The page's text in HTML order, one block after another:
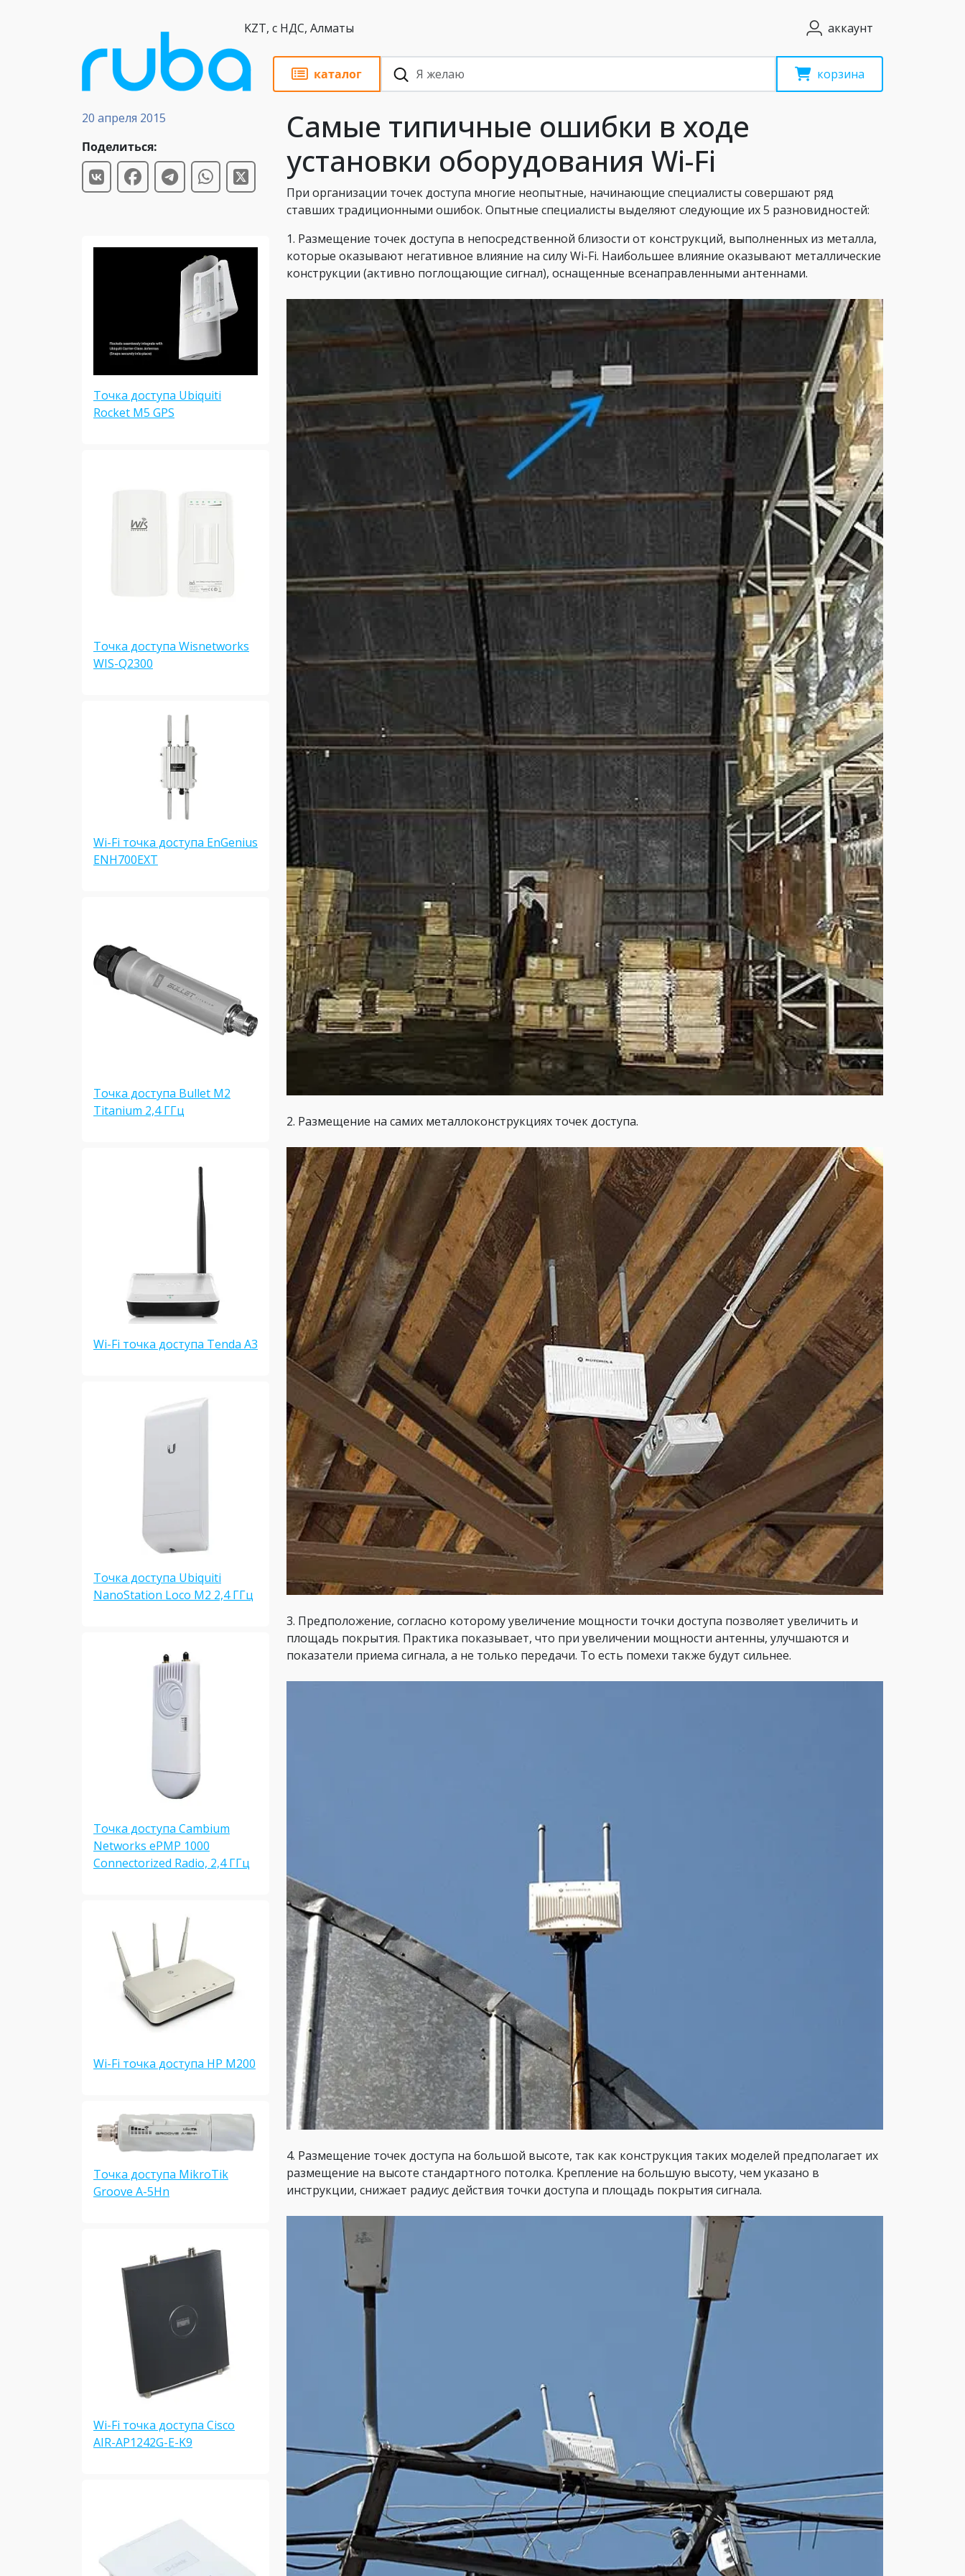
KZT, с НДС, Алматы аккаунт
каталог корзина
Статьи
20 апреля 2015
Поделиться:
Точка доступа Ubiquiti
Rocket M5 GPS
Точка доступа Wisnetworks
WIS-Q2300
Wi-Fi точка доступа EnGenius
ENH700EXT
Точка доступа Bullet M2
Titanium 2,4 ГГц
Wi-Fi точка доступа Tenda A3
Точка доступа Ubiquiti
NanoStation Loco M2 2,4 ГГц
Точка доступа Cambium
Networks ePMP 1000
Connectorized Radio, 2,4 ГГц
Wi-Fi точка доступа HP M200
Точка доступа MikroTik
Groove A-5Hn
Wi-Fi точка доступа Cisco
AIR-AP1242G-E-K9
Самые типичные ошибки в ходе
установки оборудования Wi-Fi
При организации точек доступа многие неопытные, начинающие специалисты совершают ряд
ставших традиционными ошибок. Опытные специалисты выделяют следующие их 5 разновидностей:
1. Размещение точек доступа в непосредственной близости от конструкций, выполненных из металла,
которые оказывают негативное влияние на силу Wi-Fi. Наибольшее влияние оказывают металлические
конструкции (активно поглощающие сигнал), оснащенные всенаправленными антеннами.
2. Размещение на самих металлоконструкциях точек доступа.
3. Предположение, согласно которому увеличение мощности точки доступа позволяет увеличить и
площадь покрытия. Практика показывает, что при увеличении мощности антенны, улучшаются и
показатели приема сигнала, а не только передачи. То есть помехи также будут сильнее.
4. Размещение точек доступа на большой высоте, так как конструкция таких моделей предполагает их
размещение на высоте стандартного потолка. Крепление на большую высоту, чем указано в
инструкции, снижает радиус действия точки доступа и площадь покрытия сигнала.